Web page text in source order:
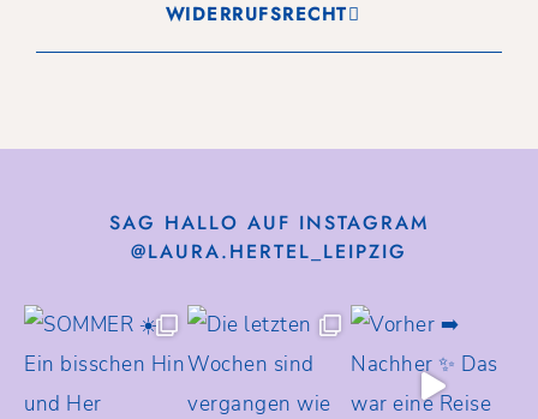
WIDERRUFSRECHT
SAG HALLO AUF INSTAGRAM
@LAURA.HERTEL_LEIPZIG